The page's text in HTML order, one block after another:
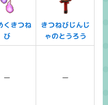
くきつね
び
きつねびじんじ
ゃのとうろう
ー ー